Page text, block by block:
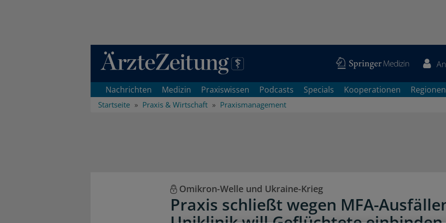
Direkt zum Inhaltsbereich
Nachrichten Medizin Praxiswissen Podcasts Specials Kooperationen Regionen
Startseite Praxis & Wirtschaft Praxismanagement
Omikron-Welle und Ukraine-Krieg
Praxis schließt wegen MFA-